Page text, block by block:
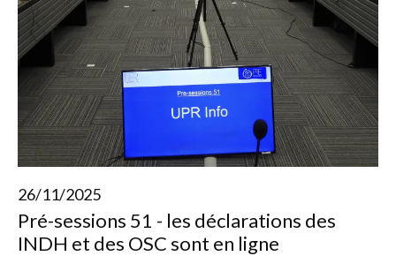
26/11/2025
Pré-sessions 51 - les déclarations des
INDH et des OSC sont en ligne